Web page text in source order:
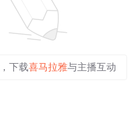
下载喜马拉雅与主播互动